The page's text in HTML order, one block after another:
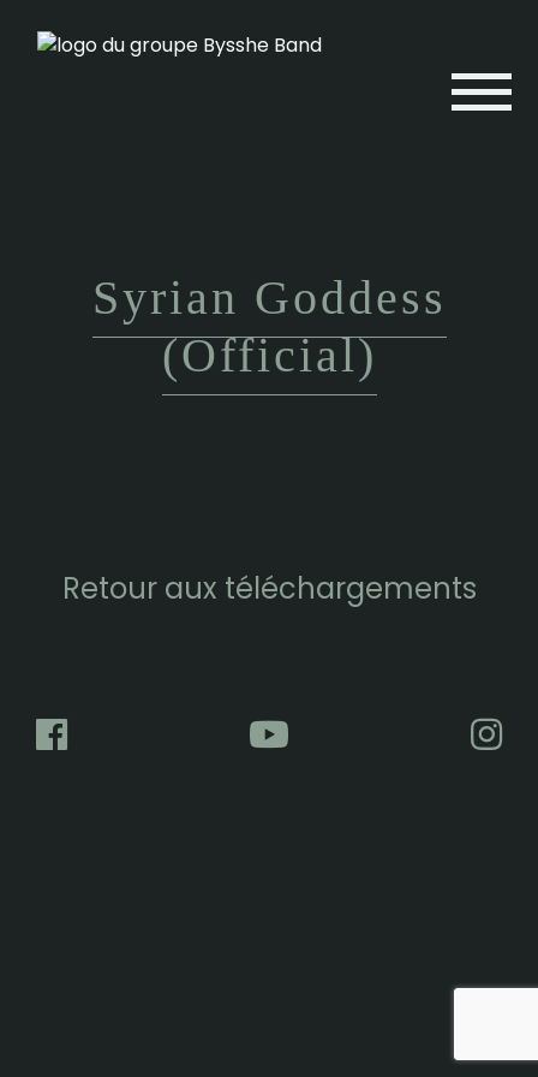
Syrian Goddess
(Official)
Retour aux téléchargements